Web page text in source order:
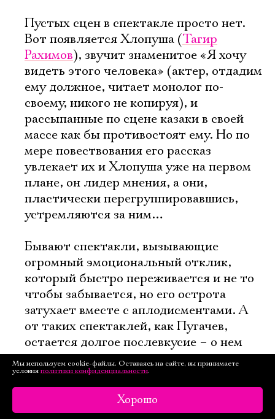
Пустых сцен в спектакле просто нет.
Вот появляется Хлопуша (Тагир
Рахимов), звучит знаменитое «Я хочу
видеть этого человека» (актер, отдадим
ему должное, читает монолог по-
своему, никого не копируя), и
рассыпанные по сцене казаки в своей
массе как бы противостоят ему. Но по
мере повествования его рассказ
увлекает их и Хлопуша уже на первом
плане, он лидер мнения, а они,
пластически перегруппировавшись,
устремляются за ним…
Бывают спектакли, вызывающие
огромный эмоциональный отклик,
который быстро переживается и не то
чтобы забывается, но его острота
затухает вместе с аплодисментами. А
от таких спектаклей, как Пугачев,
остается долгое послевкусие – о нем
продолжаешь размышлять,
прокручиваешь в памяти какие-то
сцены, порой даже приходишь к
неожиданным выводам.
Мы используем cookie-файлы. Оставаясь на сайте, вы принимаете
условия политики конфиденциальности.
Хорошо